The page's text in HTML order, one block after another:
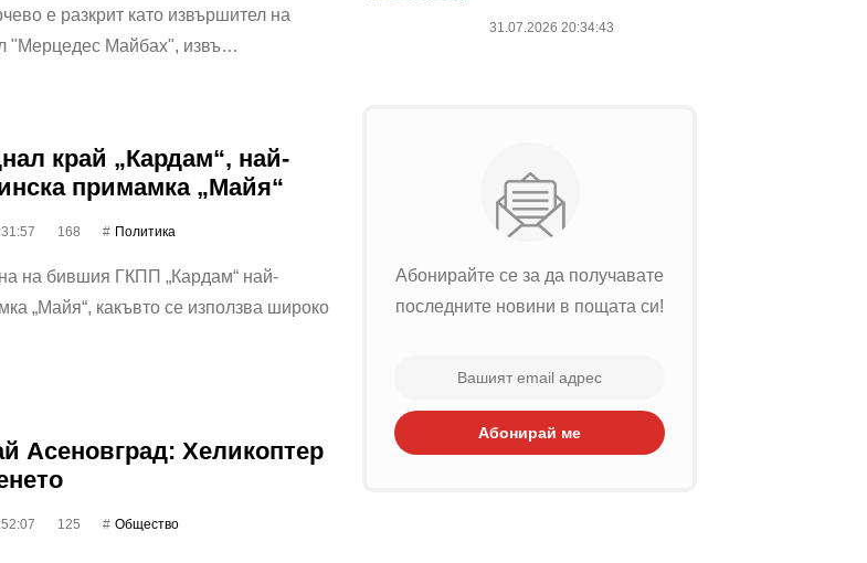
е разкрит като извършител на
"Мерцедес Майбах", извъ…
край „Кардам“, най-
примамка „Майя“
168 Политика
на бившия ГКПП „Кардам“ най-
„Майя“, какъвто се използва широко
Асеновград: Хеликоптер
125 Общество
31.07.2026 20:34:43
Абонирайте се за да получавате
последните новини в пощата си!
Абонирай ме